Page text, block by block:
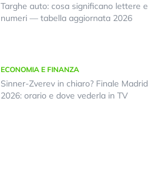
Targhe auto: cosa significano lettere e
numeri — tabella aggiornata 2026
ECONOMIA E FINANZA
Sinner-Zverev in chiaro? Finale Madrid
2026: orario e dove vederla in TV